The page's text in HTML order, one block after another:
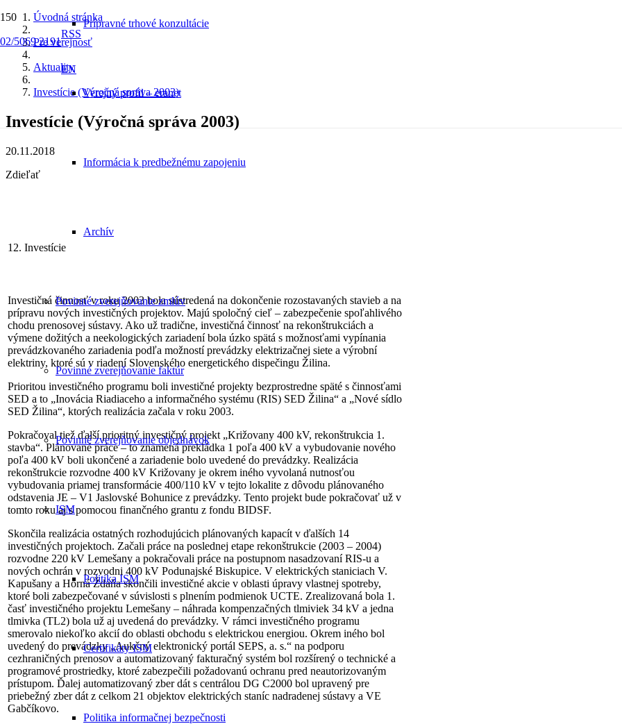
02/5069 2191
RSS
EN
Prípravné trhové konzultácie
Verejný profil – eranet
Informácia k predbežnému zapojeniu
Archív
Povinné zverejňovanie zmlúv
Povinné zverejňovanie faktúr
Povinné zverejňovanie objednávok
ISM
Politika ISM
Certifikáty ISM
Politika informačnej bezpečnosti
Úvodná stránka
Pre verejnosť
Aktuality
Investície (Výročná správa 2003)
Investície (Výročná správa 2003)
20.11.2018
Zdieľať
12. Investície
Investičná činnosť v roku 2003 bola sústredená na dokončenie rozostavaných stavieb a na
prípravu nových investičných projektov. Majú spoločný cieľ – zabezpečenie spoľahlivého
chodu prenosovej sústavy. Ako už tradične, investičná činnosť na rekonštrukciách a
výmene dožitých a neekologických zariadení bola úzko spätá s možnosťami vypínania
prevádzkovaného zariadenia podľa možností prevádzky elektrizačnej siete a výrobní
elektriny, ktoré sú v riadení Slovenského energetického dispečingu Žilina.
Prioritou investičného programu boli investičné projekty bezprostredne späté s činnosťami
SED a to „Inovácia Riadiaceho a informačného systému (RIS) SED Žilina“ a „Nové sídlo
SED Žilina“, ktorých realizácia začala v roku 2003.
Pokračoval tiež ďalší prioritný investičný projekt „Križovany 400 kV, rekonštrukcia 1.
stavba“. Plánované práce – to znamená prekládka 1 poľa 400 kV a vybudovanie nového
poľa 400 kV boli ukončené a zariadenie bolo uvedené do prevádzky. Realizácia
rekonštrukcie rozvodne 400 kV Križovany je okrem iného vyvolaná nutnosťou
vybudovania priamej transformácie 400/110 kV v tejto lokalite z dôvodu plánovaného
odstavenia JE – V1 Jaslovské Bohunice z prevádzky. Tento projekt bude pokračovať už v
tomto roku aj s pomocou finančného grantu z fondu BIDSF.
Skončila realizácia ostatných rozhodujúcich plánovaných kapacít v ďalších 14
investičných projektoch. Začali práce na poslednej etape rekonštrukcie (2003 – 2004)
rozvodne 220 kV Lemešany a pokračovali práce na postupnom nasadzovaní RIS-u a
nových ochrán v rozvodni 400 kV Podunajské Biskupice. V elektrických staniciach V.
Kapušany a Horná Ždaňa skončili investičné akcie v oblasti úpravy vlastnej spotreby,
ktoré boli zabezpečované v súvislosti s plnením podmienok UCTE. Zrealizovaná bola 1.
časť investičného projektu Lemešany – náhrada kompenzačných tlmiviek 34 kV a jedna
tlmivka (TL2) bola už aj uvedená do prevádzky. V rámci investičného programu
smerovalo niekoľko akcií do oblasti obchodu s elektrickou energiou. Okrem iného bol
uvedený do prevádzky „Aukčný elektronický portál SEPS, a. s.“ na podporu
cezhraničných prenosov a automatizovaný fakturačný systém bol rozšírený o technické a
programové prostriedky, ktoré zabezpečili požadovanú ochranu pred neautorizovaným
prístupom. Ďalej automatizovaný zber dát s centrálou DG C2000 bol upravený pre
priebežný zber dát z celkom 21 objektov elektrických staníc nadradenej sústavy a VE
Gabčíkovo.